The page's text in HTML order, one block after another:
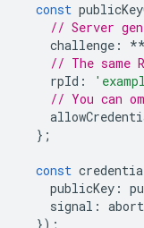
const
// Server
challenge :
// The same
rpId :
// You can
};
const
publicKey :
signal :
});